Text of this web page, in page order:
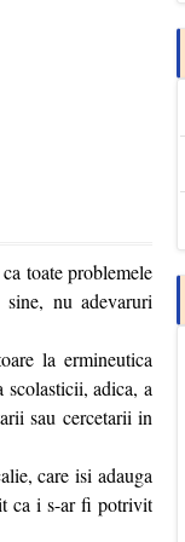
toate problemele
nu adevaruri
la ermineutica
scolasticii, adica, a
sau cercetarii in
care isi adauga
ca i s-ar fi potrivit